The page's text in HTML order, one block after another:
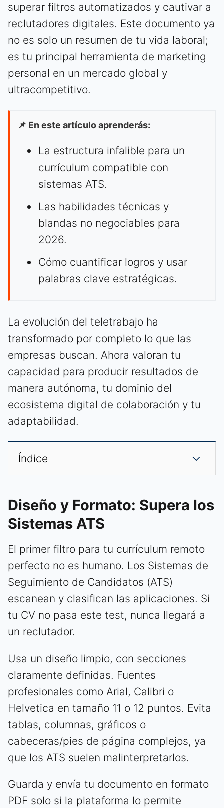
superar filtros automatizados y cautivar a
reclutadores digitales. Este documento ya
no es solo un resumen de tu vida laboral;
es tu principal herramienta de marketing
personal en un mercado global y
ultracompetitivo.
📌 En este artículo aprenderás:
La estructura infalible para un
currículum compatible con
sistemas ATS.
Las habilidades técnicas y
blandas no negociables para
2026.
Cómo cuantificar logros y usar
palabras clave estratégicas.
La evolución del teletrabajo ha
transformado por completo lo que las
empresas buscan. Ahora valoran tu
capacidad para producir resultados de
manera autónoma, tu dominio del
ecosistema digital de colaboración y tu
adaptabilidad.
Índice
Diseño y Formato: Supera los
Sistemas ATS
El primer filtro para tu currículum remoto
perfecto no es humano. Los Sistemas de
Seguimiento de Candidatos (ATS)
escanean y clasifican las aplicaciones. Si
tu CV no pasa este test, nunca llegará a
un reclutador.
Usa un diseño limpio, con secciones
claramente definidas. Fuentes
profesionales como Arial, Calibri o
Helvetica en tamaño 11 o 12 puntos. Evita
tablas, columnas, gráficos o
cabeceras/pies de página complejos, ya
que los ATS suelen malinterpretarlos.
Guarda y envía tu documento en formato
PDF solo si la plataforma lo permite